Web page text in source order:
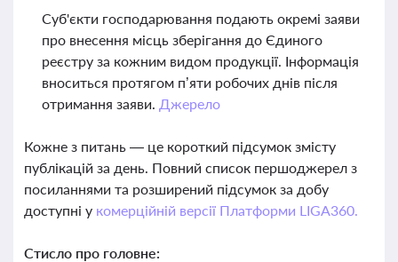
Суб'єкти господарювання подають окремі заяви
про внесення місць зберігання до Єдиного
реєстру за кожним видом продукції. Інформація
вноситься протягом п’яти робочих днів після
отримання заяви. Джерело
Кожне з питань — це короткий підсумок змісту
публікацій за день. Повний список першоджерел з
посиланнями та розширений підсумок за добу
доступні у комерційній версії Платформи LIGA360.
Стисло про головне: